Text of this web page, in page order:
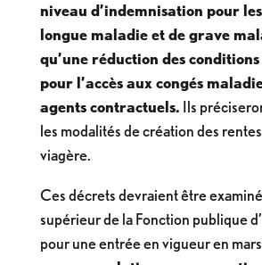
niveau d’indemnisation pour
longue maladie et de grave
qu’une réduction des
pour l’accès aux congés
agents contractuels. Ils
les modalités de création des
viagère.
Ces décrets devraient être
supérieur de la Fonction publique
pour une entrée en vigueur en